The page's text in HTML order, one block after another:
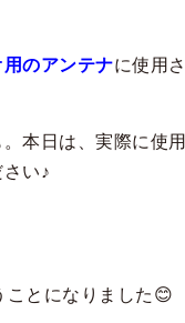
のアンテナに使用さ
本日は、実際に使用
い♪
ことになりました😊